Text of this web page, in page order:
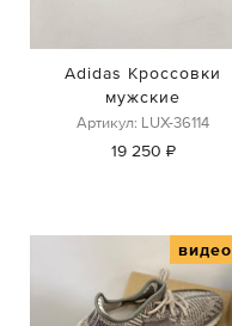
Adidas Кроссовки
мужские
Артикул: LUX-36114
19 250 ₽
видео